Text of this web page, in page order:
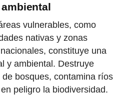
vulnerables, como
nativas y zonas
constituye una
y ambiental. Destruye
bosques, contamina ríos
peligro la biodiversidad.